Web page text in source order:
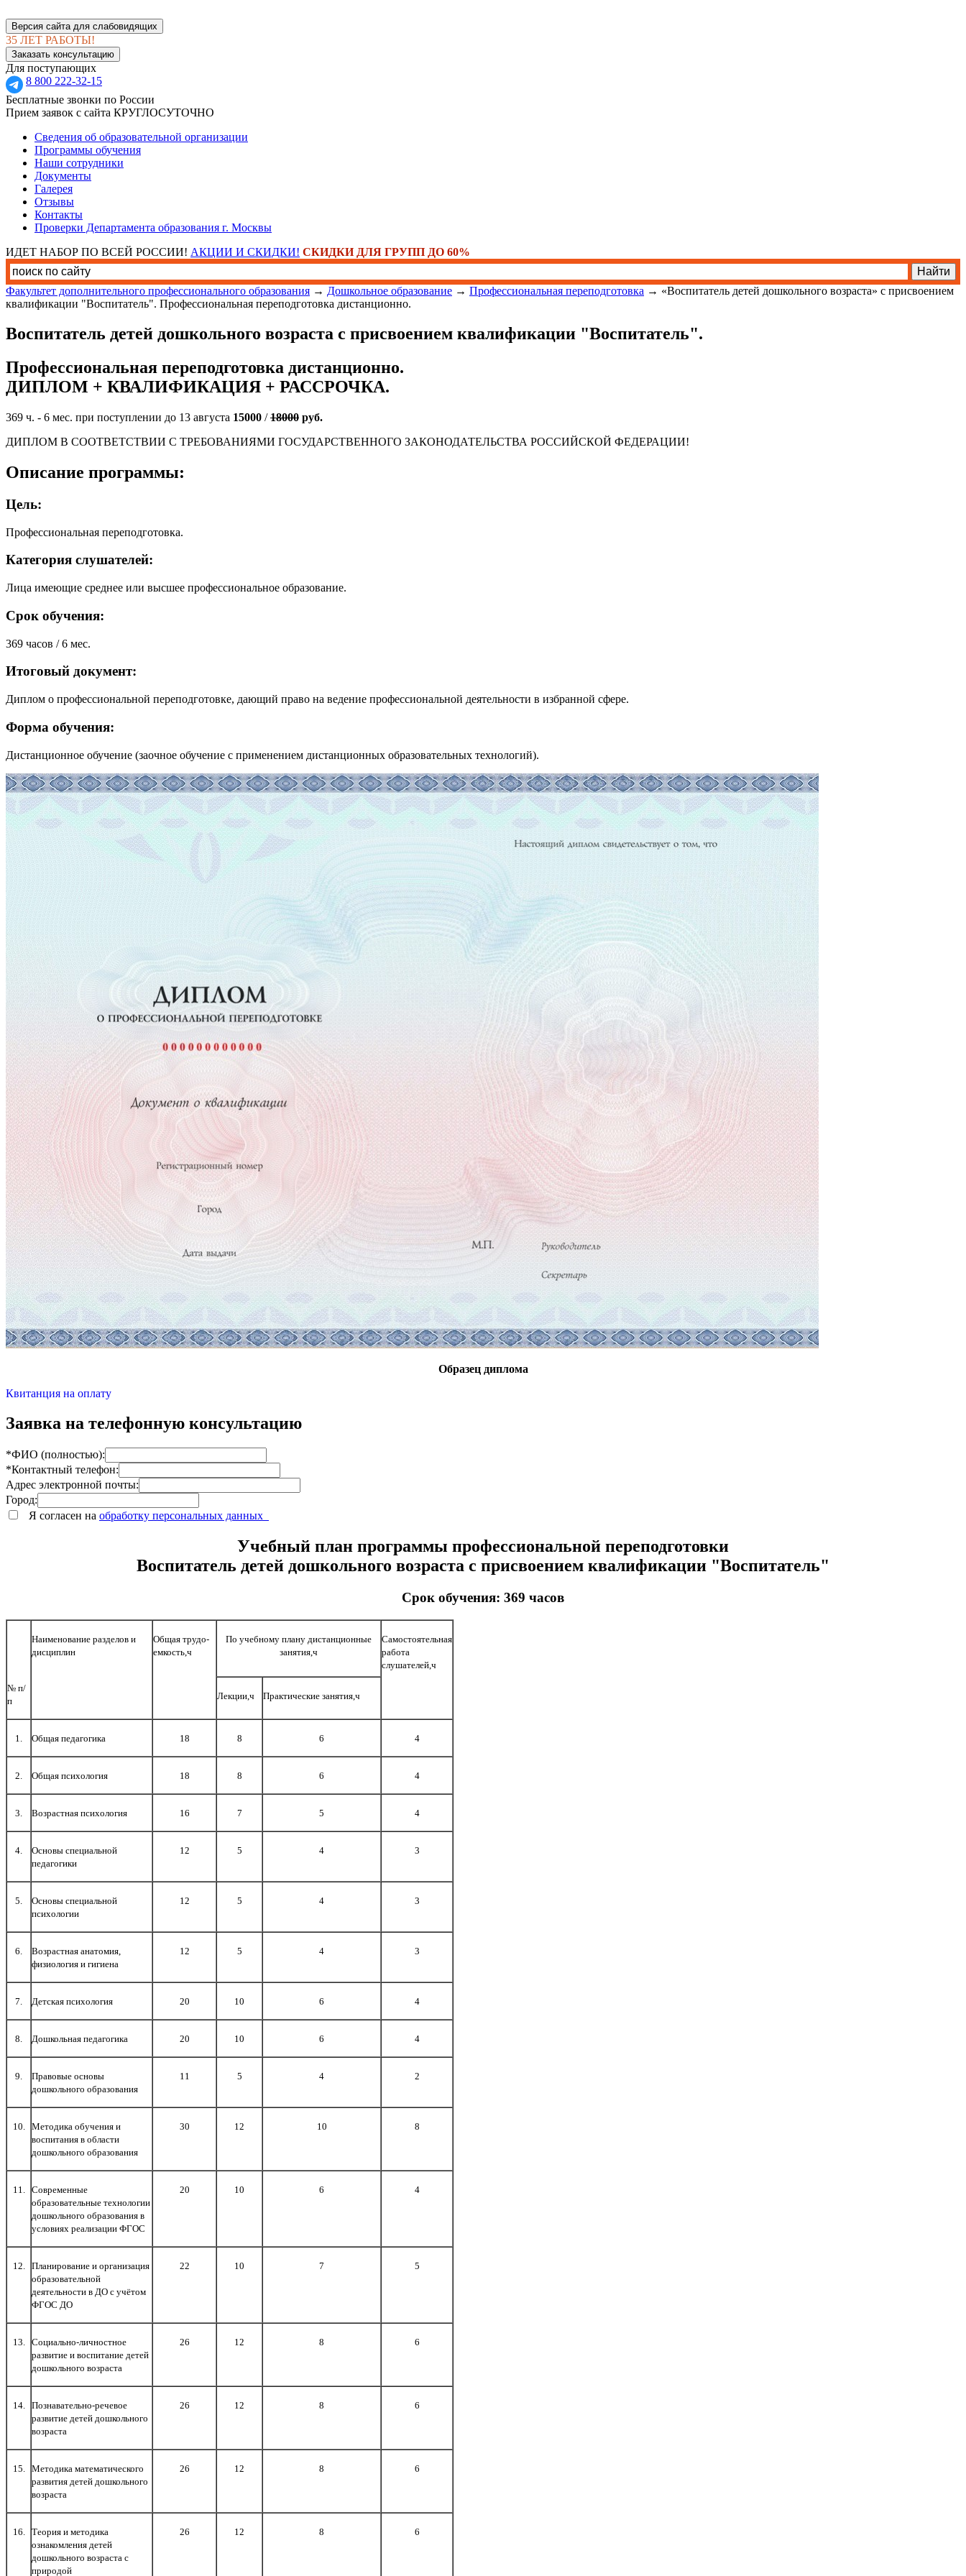
Версия сайта для слабовидящих
35 ЛЕТ РАБОТЫ!
Заказать консультацию
Для поступающих
8 800 222-32-15
Бесплатные звонки по России
Прием заявок с сайта КРУГЛОСУТОЧНО
Сведения об образовательной организации
Программы обучения
Наши сотрудники
Документы
Галерея
Отзывы
Контакты
Проверки Департамента образования г. Москвы
ИДЕТ НАБОР ПО ВСЕЙ РОССИИ! АКЦИИ И СКИДКИ! СКИДКИ ДЛЯ ГРУПП ДО 60%
Факультет дополнительного профессионального образования → Дошкольное образование → Профессиональная переподготовка → «Воспитатель детей дошкольного возраста» с присвоением
квалификации "Воспитатель". Профессиональная переподготовка дистанционно.
Воспитатель детей дошкольного возраста с присвоением квалификации "Воспитатель".
Профессиональная переподготовка дистанционно.
ДИПЛОМ + КВАЛИФИКАЦИЯ + РАССРОЧКА.
369 ч. - 6 мес. при поступлении до 13 августа 15000 /18000 руб.
ДИПЛОМ В СООТВЕТСТВИИ С ТРЕБОВАНИЯМИ ГОСУДАРСТВЕННОГО ЗАКОНОДАТЕЛЬСТВА РОССИЙСКОЙ ФЕДЕРАЦИИ!
Описание программы:
Цель:
Профессиональная переподготовка.
Категория слушателей:
Лица имеющие среднее или высшее профессиональное образование.
Срок обучения:
369 часов / 6 мес.
Итоговый документ:
Диплом о профессиональной переподготовке, дающий право на ведение профессиональной деятельности в избранной сфере.
Форма обучения:
Дистанционное обучение (заочное обучение с применением дистанционных образовательных технологий).
Образец диплома
Квитанция на оплату
Заявка на телефонную консультацию
*ФИО (полностью):
*Контактный телефон:
Адрес электронной почты:
Город:
Я согласен на обработку персональных данных
Учебный план программы профессиональной переподготовки
Воспитатель детей дошкольного возраста с присвоением квалификации "Воспитатель"
Срок обучения: 369 часов
№ п/
п
Наименование разделов и
дисциплин
Общая трудо-
емкость,ч
По учебному плану дистанционные
занятия,ч
Самостоятельная
работа
слушателей,ч
Лекции,ч Практические занятия,ч
1. Общая педагогика 18 8 6 4
2. Общая психология 18 8 6 4
3. Возрастная психология 16 7 5 4
4.
Основы специальной
педагогики
12 5 4 3
5.
Основы специальной
психологии
12 5 4 3
6.
Возрастная анатомия,
физиология и гигиена
12 5 4 3
7. Детская психология 20 10 6 4
8. Дошкольная педагогика 20 10 6 4
9.
Правовые основы
дошкольного образования
11 5 4 2
10.
Методика обучения и
воспитания в области
дошкольного образования
30 12 10 8
11.
Современные
образовательные технологии
дошкольного образования в
условиях реализации ФГОС
20 10 6 4
12.
Планирование и организация
образовательной
деятельности в ДО с учётом
ФГОС ДО
22 10 7 5
13.
Социально-личностное
развитие и воспитание детей
дошкольного возраста
26 12 8 6
14.
Познавательно-речевое
развитие детей дошкольного
возраста
26 12 8 6
15.
Методика математического
развития детей дошкольного
возраста
26 12 8 6
16.
Теория и методика
ознакомления детей
дошкольного возраста с
природой
26 12 8 6